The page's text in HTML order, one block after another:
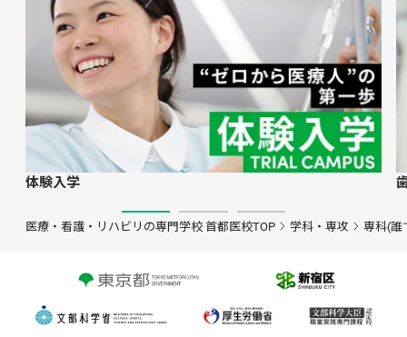
体験入学
医療・看護・リハビリの専門学校 首都医校TOP 学科・専攻 専科(誰